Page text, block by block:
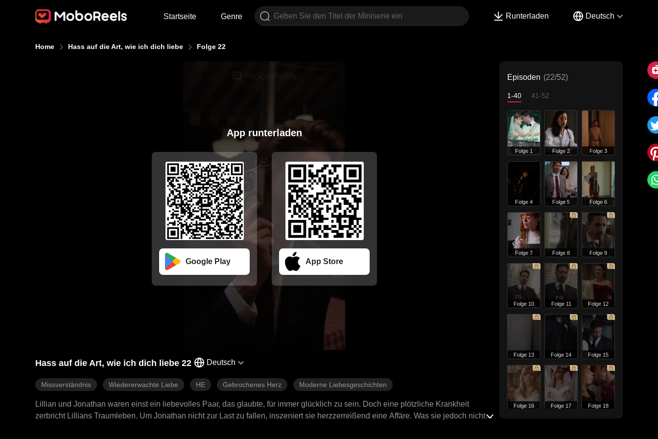
Startseite Genre Runterladen Deutsch
Home Hass auf die Art, wie ich dich liebe Folge 22
App runterladen
Google Play App Store
Hass auf die Art, wie ich dich liebe 22 Deutsch
Missverständnis Wiedererwachte Liebe HE Gebrochenes Herz Moderne Liebesgeschichten
Lillian und Jonathan waren einst ein liebevolles Paar, das glaubte, für immer glücklich zu sein. Doch eine plötzliche Krankheit
zerbricht Lillians Traumleben. Um Jonathan nicht zur Last zu fallen, inszeniert sie herzzerreißend eine Affäre. Was sie jedoch nicht
Episoden (22/52)
1-40 41-52
Folge 1 Folge 2 Folge 3
Folge 4 Folge 5 Folge 6
Folge 7 Folge 8 Folge 9
Folge 10 Folge 11 Folge 12
Folge 13 Folge 14 Folge 15
Folge 16 Folge 17 Folge 18